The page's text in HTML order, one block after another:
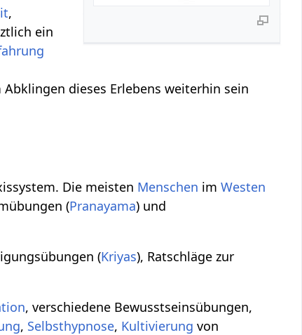
,
ein
dieses Erlebens weiterhin sein
Die meisten Menschen imWesten
(Pranayama) und
(Kriyas), Ratschläge zur
, verschiedene Bewusstseinsübungen,
, Selbsthypnose, Kultivierung von